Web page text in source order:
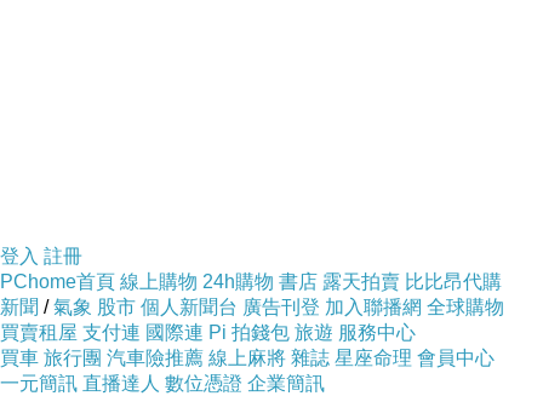
登入 註冊
PChome首頁 線上購物 24h購物 書店 露天拍賣 比比昂代購
新聞 /氣象 股市 個人新聞台 廣告刊登 加入聯播網 全球購物
買賣租屋 支付連 國際連 Pi 拍錢包 旅遊 服務中心
買車 旅行團 汽車險推薦 線上麻將 雜誌 星座命理 會員中心
一元簡訊 直播達人 數位憑證 企業簡訊